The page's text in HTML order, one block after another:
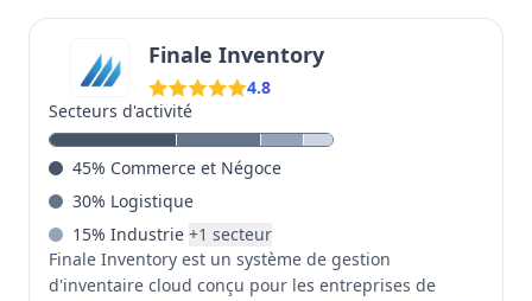
Finale Inventory
4.8
Secteurs d'activité
45% Commerce et Négoce
30% Logistique
15% Industrie +1 secteur
Finale Inventory est un système de gestion
d'inventaire cloud conçu pour les entreprises de